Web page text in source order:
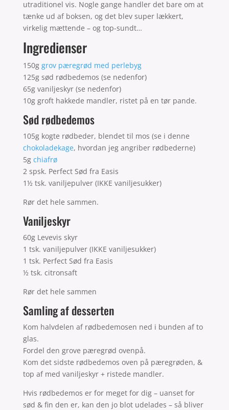
utraditionel vis. Nogle gange handler det bare om at
tænke ud af boksen, og det blev super lækkert,
virkelig mættende – og top-sundt…
Ingredienser
150g grov pæregrød med perlebyg
125g sød rødbedemos (se nedenfor)
65g vaniljeskyr (se nedenfor)
10g groft hakkede mandler, ristet på en tør pande.
Sød rødbedemos
105g kogte rødbeder, blendet til mos (se i denne
chokoladekage, hvordan jeg angriber rødbederne)
5g chiafrø
2 spsk. Perfect Sød fra Easis
1½ tsk. vaniljepulver (IKKE vaniljesukker)
Rør det hele sammen.
Vaniljeskyr
60g Levevis skyr
1 tsk. vaniljepulver (IKKE vaniljesukker)
1 tsk. Perfect Sød fra Easis
½ tsk. citronsaft
Rør det hele sammen
Samling af desserten
Kom halvdelen af rødbedemosen ned i bunden af to
glas.
Fordel den grove pæregrød ovenpå.
Kom det sidste rødbedemos oven på pæregrøden, &
top af med vaniljeskyr + ristede mandler.
Hvis rødbedemos er for meget for dig – uanset for
sød & fin den er, kan den jo blot udelades – så bliver